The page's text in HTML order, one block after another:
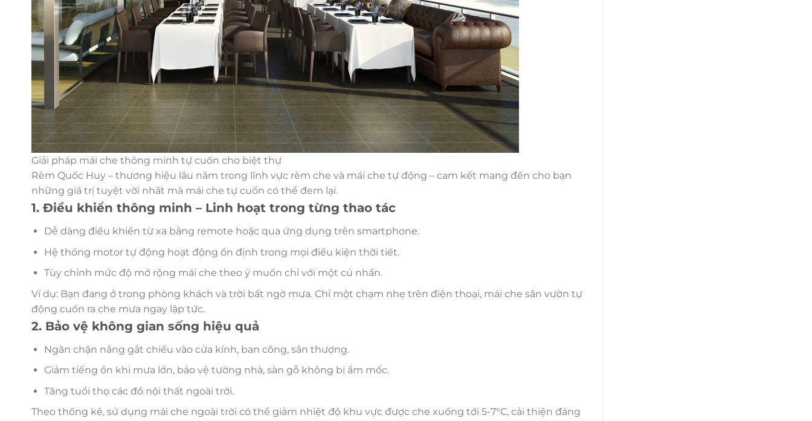
Giải pháp mái che thông minh tự cuốn cho biệt thự
Rèm Quốc Huy – thương hiệu lâu năm trong lĩnh vực rèm che và mái che tự động – cam kết mang đến cho bạn
những giá trị tuyệt vời nhất mà mái che tự cuốn có thể đem lại.
1. Điều khiển thông minh – Linh hoạt trong từng thao tác
Dễ dàng điều khiển từ xa bằng remote hoặc qua ứng dụng trên smartphone.
Hệ thống motor tự động hoạt động ổn định trong mọi điều kiện thời tiết.
Tùy chỉnh mức độ mở rộng mái che theo ý muốn chỉ với một cú nhấn.
Ví dụ: Bạn đang ở trong phòng khách và trời bất ngờ mưa. Chỉ một chạm nhẹ trên điện thoại, mái che sân vườn tự
động cuốn ra che mưa ngay lập tức.
2. Bảo vệ không gian sống hiệu quả
Ngăn chặn nắng gắt chiếu vào cửa kính, ban công, sân thượng.
Giảm tiếng ồn khi mưa lớn, bảo vệ tường nhà, sàn gỗ không bị ẩm mốc.
Tăng tuổi thọ các đồ nội thất ngoài trời.
Theo thống kê, sử dụng mái che ngoài trời có thể giảm nhiệt độ khu vực được che xuống tới 5-7°C, cải thiện đáng